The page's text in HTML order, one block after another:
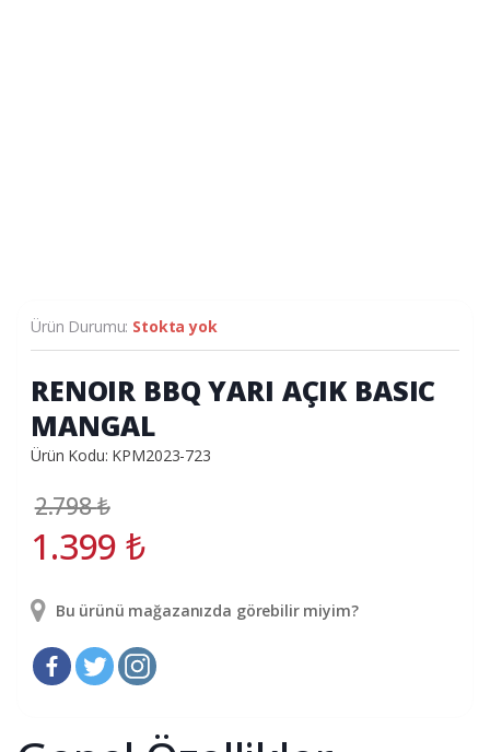
Ürün Durumu: Stokta yok
RENOIR BBQ YARI AÇIK BASIC
MANGAL
Ürün Kodu: KPM2023-723
2.798₺
1.399₺
Bu ürünü mağazanızda görebilir miyim?